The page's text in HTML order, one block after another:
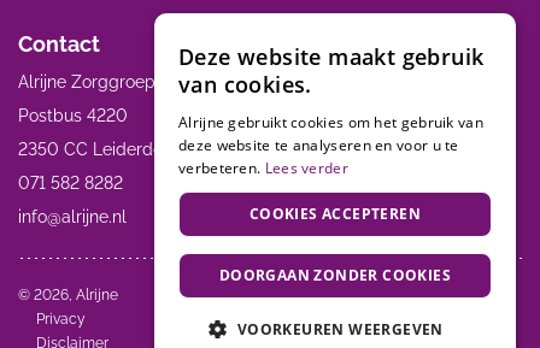
Contact
Alrijne Zorggroep
Postbus 4220
2350 CC Leiderdorp
071 582 8282
info@alrijne.nl
© 2026, Alrijne
Privacy
Disclaimer
Volg ons:
Deze website maakt gebruik
van cookies.
Alrijne gebruikt cookies om het gebruik van
deze website te analyseren en voor u te
verbeteren. Lees verder
COOKIES ACCEPTEREN
DOORGAAN ZONDER COOKIES
VOORKEUREN WEERGEVEN